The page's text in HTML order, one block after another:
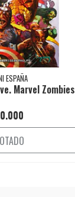
ESPAÑA
Marvel Zombies